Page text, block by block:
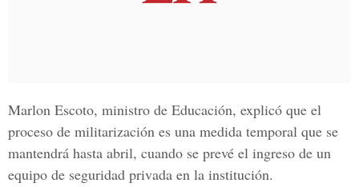
Marlon Escoto, ministro de Educación, explicó que el
proceso de militarización es una medida temporal que se
mantendrá hasta abril, cuando se prevé el ingreso de un
equipo de seguridad privada en la institución.